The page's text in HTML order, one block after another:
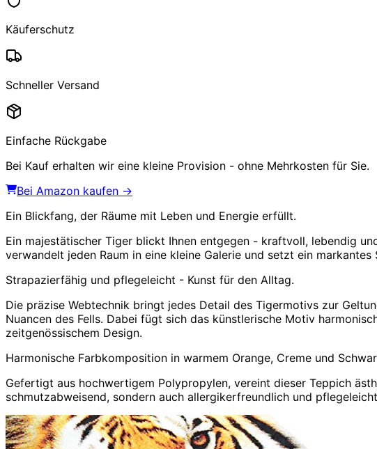
Käuferschutz
Schneller Versand
Einfache Rückgabe
Bei Kauf erhalten wir eine kleine Provision - ohne Mehrkosten für Sie.
Bei Amazon kaufen →
Ein Blickfang, der Räume mit Leben und Energie erfüllt.
Ein majestätischer Tiger blickt Ihnen entgegen - kraftvoll, lebendig
verwandelt jeden Raum in eine kleine Galerie und setzt ein
Strapazierfähig und pflegeleicht - Kunst für den Alltag.
Die präzise Webtechnik bringt jedes Detail des Tigermotivs zur
Nuancen des Fells. Dabei fügt sich das künstlerische Motiv
zeitgenössischem Design.
Harmonische Farbkomposition in warmem Orange, Creme und
Gefertigt aus hochwertigem Polypropylen, vereint dieser Teppich
schmutzabweisend, sondern auch allergikerfreundlich und